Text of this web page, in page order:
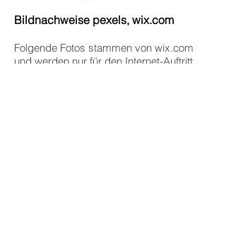
Bildnachweise pexels, wix.com
Folgende Fotos stammen von wix.com
und werden nur für den Internet-Auftritt